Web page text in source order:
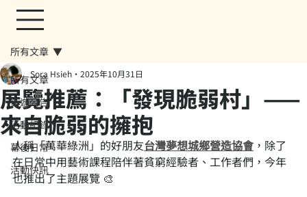
所有文章
街遊公告
活動紀錄
幕後日常
活動快訊
所有文章
展覽推薦：「發現脆弱村」——
來自脆弱的擁抱
Sora Hsieh 2025年10月31日
人稱「萬華綠洲」的好朋友台灣夢想城鄉營造協會，除了
在日常中用藝術課程陪伴著貧窮經驗者、工作者們，今年
也推出了主題展覽 🎨